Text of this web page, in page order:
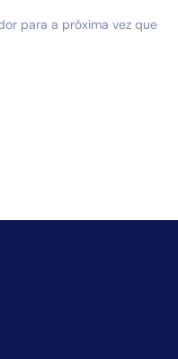
para a próxima vez que